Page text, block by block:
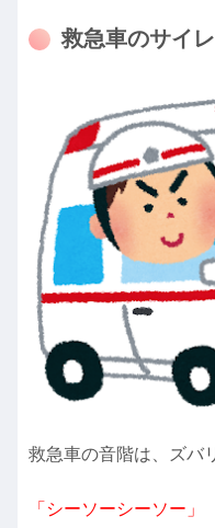
救急車のサイ
救急車の音階は、ズバ
「シーソーシーソー」